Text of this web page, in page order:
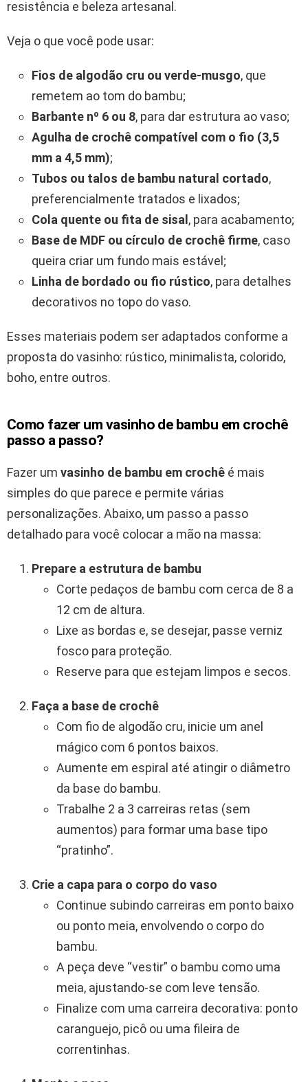
resistência e beleza artesanal.
Veja o que você pode usar:
Fios de algodão cru ou verde-musgo, que
remetem ao tom do bambu;
Barbante nº 6 ou 8, para dar estrutura ao vaso;
Agulha de crochê compatível com o fio (3,5
mm a 4,5 mm);
Tubos ou talos de bambu natural cortado,
preferencialmente tratados e lixados;
Cola quente ou fita de sisal , para acabamento;
Base de MDF ou círculo de crochê firme, caso
queira criar um fundo mais estável;
Linha de bordado ou fio rústico, para detalhes
decorativos no topo do vaso.
Esses materiais podem ser adaptados conforme a
proposta do vasinho: rústico, minimalista, colorido,
boho, entre outros.
Como fazer um vasinho de bambu em crochê
passo a passo?
Fazer um vasinho de bambu em crochê é mais
simples do que parece e permite várias
personalizações. Abaixo, um passo a passo
detalhado para você colocar a mão na massa:
Prepare a estrutura de bambu
Corte pedaços de bambu com cerca de 8 a
12 cm de altura.
Lixe as bordas e, se desejar, passe verniz
fosco para proteção.
Reserve para que estejam limpos e secos.
Faça a base de crochê
Com fio de algodão cru, inicie um anel
mágico com 6 pontos baixos.
Aumente em espiral até atingir o diâmetro
da base do bambu.
Trabalhe 2 a 3 carreiras retas (sem
aumentos) para formar uma base tipo
“pratinho”.
Crie a capa para o corpo do vaso
Continue subindo carreiras em ponto baixo
ou ponto meia, envolvendo o corpo do
bambu.
A peça deve “vestir” o bambu como uma
meia, ajustando-se com leve tensão.
Finalize com uma carreira decorativa: ponto
caranguejo, picô ou uma fileira de
correntinhas.